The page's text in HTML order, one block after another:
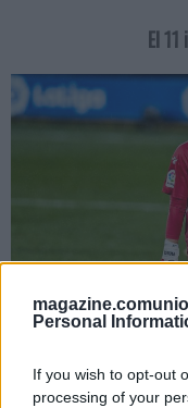
Personal
If you wish to opt-out
processing of your
El